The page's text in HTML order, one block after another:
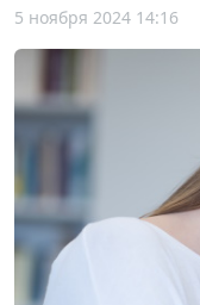
5 ноября 2024 14:16